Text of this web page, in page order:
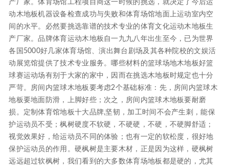
产厂家。体育场馆工程项目商这一时候的挑选，就决定了今后运
动木地板机器设备检查成功与失败和体育场馆地面上运动室内空
间的水平。必然要挑选靠谱的技术专业的体育文化运动木地板生
产厂家。品牌体育运动木地板自一九九八年出生至今，已为世界
各国5000好几家体育场馆、演出舞台剧场及其各种院校的文娱活
动展览馆提供了技术专业服务。哪些材料的篮球场地木地板好篮
球赛运动场有别于大家的家中，因而在挑选木地板时规定也十分
严苛。房间内篮球木地板要考虑2个基础标准：先，房间内篮球木
地板要地面防滑，上脚好些；次之，房间内篮球木地板要耐磨
损。定制体育馆地板十大品牌,坚韧，加工时间不会产生刺，能保
护运动员不受；枫树硬度不软硬，不硬硬，不硬，不硬脚舒适；
视觉效果好，给运动员不同的体验；也有一定的软松度，很好地
保护运动员的作用。硬枫树是主要木材，正是因为这样，硬枫树
远远超过软枫树，我们看到的大多数体育场地板都是硬的，尤其